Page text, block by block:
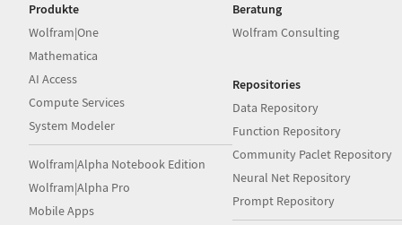
Produkte
Wolfram|One
Mathematica
AI Access
Compute Services
System Modeler
Wolfram|Alpha Notebook Edition
Wolfram|Alpha Pro
Mobile Apps
Beratung
Wolfram Consulting
Repositories
Data Repository
Function Repository
Community Paclet Repository
Neural Net Repository
Prompt Repository